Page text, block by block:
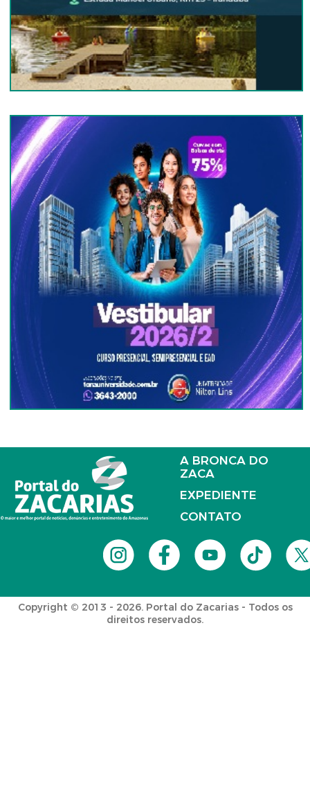
A BRONCA DO
ZACA
EXPEDIENTE
CONTATO
Copyright © 2013 - 2026. Portal do Zacarias - Todos os
direitos reservados.